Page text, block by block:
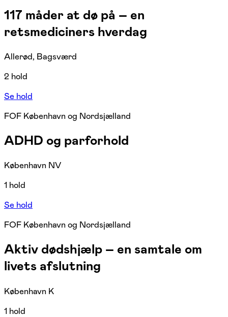
117 måder at dø på – en
retsmediciners hverdag
Allerød, Bagsværd
2 hold
Se hold
FOF København og Nordsjælland
ADHD og parforhold
København NV
1 hold
Se hold
FOF København og Nordsjælland
Aktiv dødshjælp – en samtale om
livets afslutning
København K
1 hold